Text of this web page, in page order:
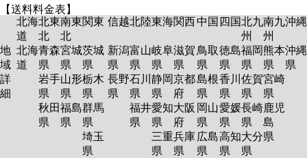
【送料料金表】
北海
道
北東
北
南東
北
関東 信越北陸東海関西中国 四国北九
州
南九
州
沖縄
地
域
詳
細
北海
道
青森
県
岩手
県
秋田
県
宮城
県
山形
県
福島
県
茨城
県
栃木
県
群馬
県
埼玉
県
新潟
県
長野
県
富山
県
石川
県
福井
県
岐阜
県
静岡
県
愛知
県
三重
県
滋賀
県
京都
府
大阪
府
兵庫
県
鳥取
県
島根
県
岡山
県
広島
県
徳島
県
香川
県
愛媛
県
高知
県
福岡
県
佐賀
県
長崎
県
大分
県
熊本
県
宮崎
県
鹿児
島
県
沖縄
県